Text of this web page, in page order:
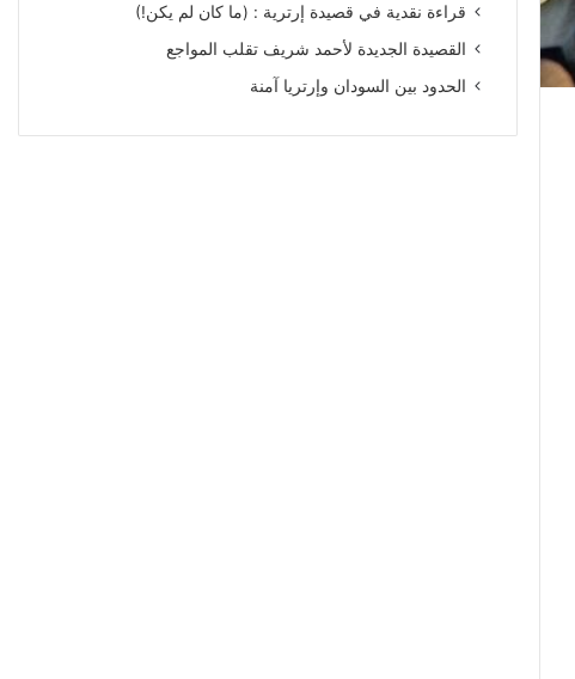
قراءة نقدية في قصيدة إرترية : (ما كان لم يكن!)
القصيدة الجديدة لأحمد شريف تقلب المواجع
الحدود بين السودان وإرتريا آمنة